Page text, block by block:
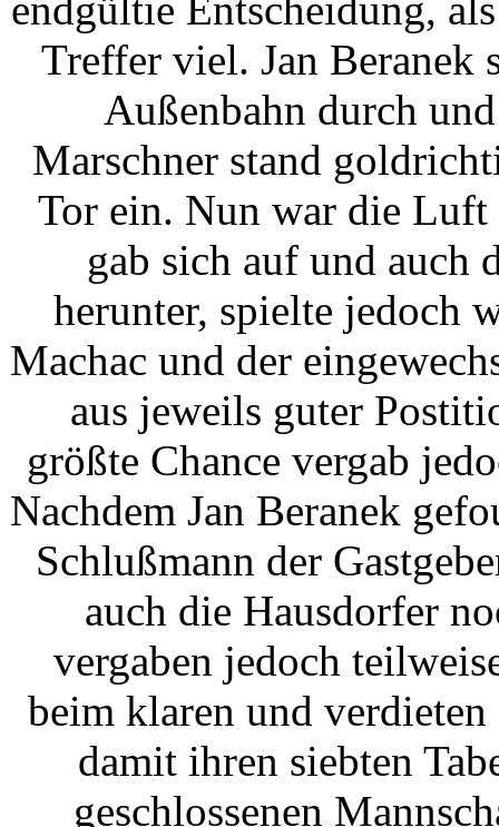
Treffer viel. Jan Beranek
Außenbahn durch
Marschner stand
Tor ein. Nun war die Luft
gab sich auf und auch
herunter, spielte jedoch
Machac und der
aus jeweils guter
größte Chance vergab
Nachdem Jan Beranek
Schlußmann der
auch die Hausdorfer
vergaben jedoch
beim klaren und
damit ihren siebten
geschlossenen